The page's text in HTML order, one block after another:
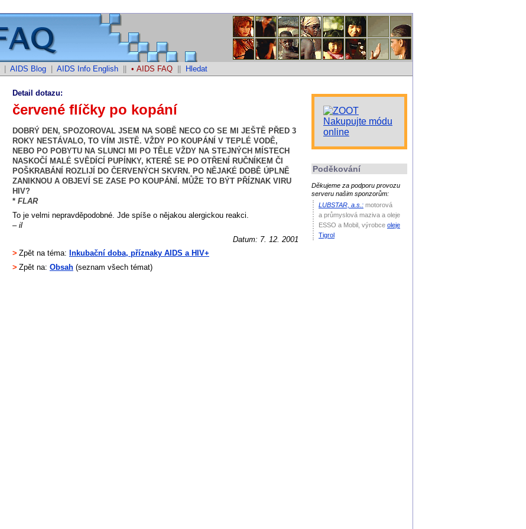
AIDS Blog AIDS Info English • AIDS FAQ Hledat
Detail dotazu:
červené flíčky po kopání
DOBRÝ DEN, SPOZOROVAL JSEM NA SOBĚ NECO CO SE MI JEŠTĚ PŘED 3
ROKY NESTÁVALO, TO VÍM JISTĚ. VŽDY PO KOUPÁNÍ V TEPLÉ VODĚ,
NEBO PO POBYTU NA SLUNCI MI PO TĚLE VŽDY NA STEJNÝCH MÍSTECH
NASKOČÍ MALÉ SVĚDÍCÍ PUPÍNKY, KTERÉ SE PO OTŘENÍ RUČNÍKEM ČI
POŠKRABÁNÍ ROZLIJÍ DO ČERVENÝCH SKVRN. PO NĚJAKÉ DOBĚ ÚPLNĚ
ZANIKNOU A OBJEVÍ SE ZASE PO KOUPÁNÍ. MŮŽE TO BÝT PŘÍZNAK VIRU
HIV?
* FLAR
To je velmi nepravděpodobné. Jde spíše o nějakou alergickou reakci.
– il
Datum: 7. 12. 2001
> Zpět na téma: Inkubační doba, příznaky AIDS a HIV+
> Zpět na: Obsah (seznam všech témat)
Poděkování
Děkujeme za podporu provozu
serveru našim sponzorům:
LUBSTAR, a.s.: motorová
a průmyslová maziva a oleje
ESSO a Mobil , výrobce oleje
Tigrol